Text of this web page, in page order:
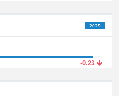
2025
-0.23